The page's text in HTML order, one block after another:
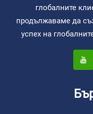
глобалните
продължаваме да
успех на